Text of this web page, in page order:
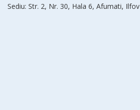
Sediu: Str. 2, Nr. 30, Hala 6, Afumati, Ilfov